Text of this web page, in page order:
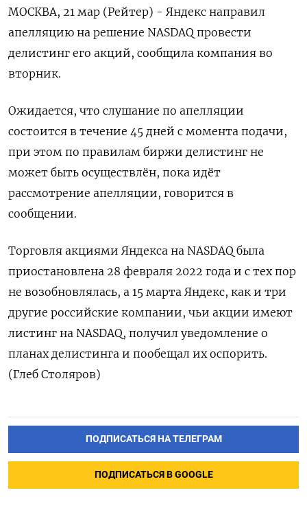
МОСКВА, 21 мар (Рейтер) - Яндекс направил
апелляцию на решение NASDAQ провести
делистинг его акций, сообщила компания во
вторник.
Ожидается, что слушание по апелляции
состоится в течение 45 дней с момента подачи,
при этом по правилам биржи делистинг не
может быть осуществлён, пока идёт
рассмотрение апелляции, говорится в
сообщении.
Торговля акциями Яндекса на NASDAQ была
приостановлена 28 февраля 2022 года и с тех пор
не возобновлялась, а 15 марта Яндекс, как и три
другие российские компании, чьи акции имеют
листинг на NASDAQ, получил уведомление о
планах делистинга и пообещал их оспорить.
(Глеб Столяров)
ПОДПИСАТЬСЯ НА ТЕЛЕГРАМ
ПОДПИСАТЬСЯ В GOOGLE